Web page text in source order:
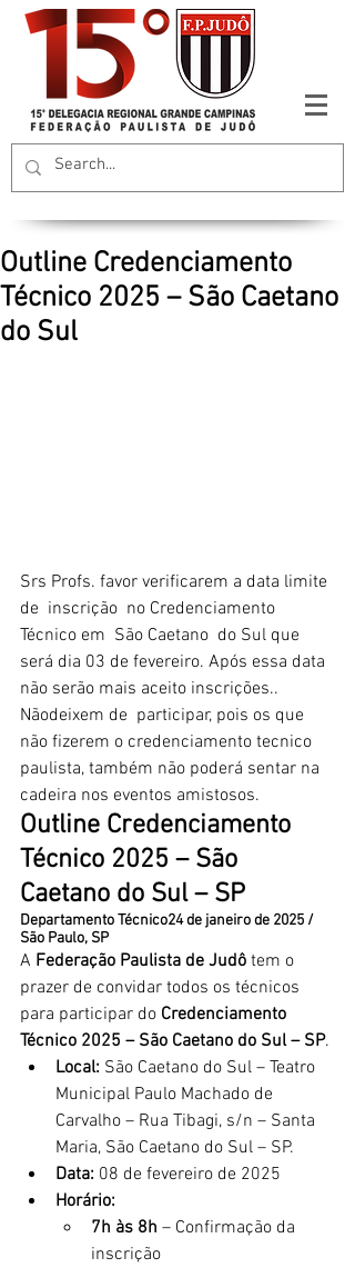
Outline Credenciamento
Técnico 2025 – São Caetano
do Sul
Srs Profs. favor verificarem a data limite
de  inscrição  no Credenciamento
Técnico em  São Caetano  do Sul que
será dia 03 de fevereiro. Após essa data
não serão mais aceito inscrições..
Nãodeixem de  participar, pois os que
não fizerem o credenciamento tecnico
paulista, também não poderá sentar na
cadeira nos eventos amistosos.
Outline Credenciamento
Técnico 2025 – São
Caetano do Sul – SP
Departamento Técnico24 de janeiro de 2025 /
São Paulo, SP
A Federação Paulista de Judô tem o
prazer de convidar todos os técnicos
para participar do Credenciamento
Técnico 2025 – São Caetano do Sul – SP.
Local: São Caetano do Sul – Teatro
Municipal Paulo Machado de
Carvalho – Rua Tibagi, s/n – Santa
Maria, São Caetano do Sul – SP.
Data: 08 de fevereiro de 2025
Horário:
7h às 8h – Confirmação da
inscrição